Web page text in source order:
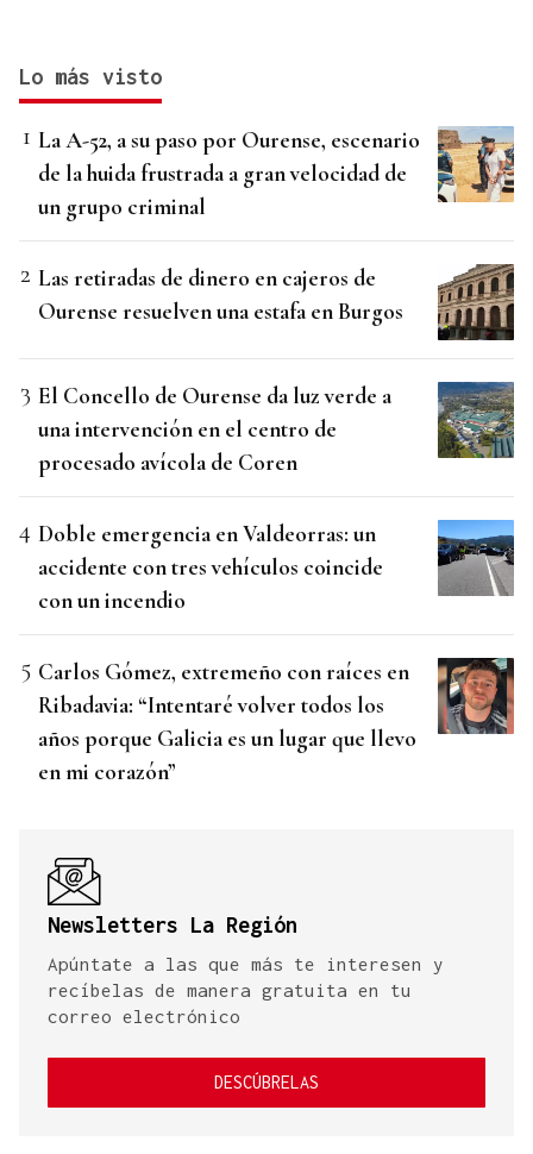
Lo más visto
La A-52, a su paso por Ourense, escenario
de la huida frustrada a gran velocidad de
un grupo criminal
Las retiradas de dinero en cajeros de
Ourense resuelven una estafa en Burgos
El Concello de Ourense da luz verde a
una intervención en el centro de
procesado avícola de Coren
Doble emergencia en Valdeorras: un
accidente con tres vehículos coincide
con un incendio
Carlos Gómez, extremeño con raíces en
Ribadavia: “Intentaré volver todos los
años porque Galicia es un lugar que llevo
en mi corazón”
Newsletters La Región
Apúntate a las que más te interesen y
recíbelas de manera gratuita en tu
correo electrónico
DESCÚBRELAS